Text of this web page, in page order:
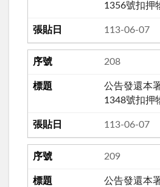
1356號扣押
113-06-07
208
公告發還本
1348號扣押
113-06-07
209
公告發還本